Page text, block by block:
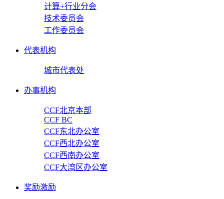
计算+行业分会
技术委员会
工作委员会
代表机构
城市代表处
办事机构
CCF北京本部
CCF BC
CCF东北办公室
CCF西北办公室
CCF西南办公室
CCF大湾区办公室
奖励激励